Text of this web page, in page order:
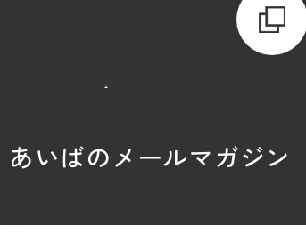
あいばのメールマガジン